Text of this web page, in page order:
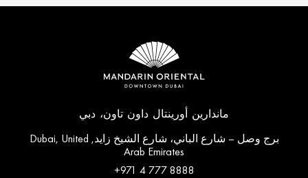
ماندارين أورينتال داون تاون، دبي
برج وصل – شارع الباني، شارع الشيخ زايد, Dubai, United
Arab Emirates
+971 4 777 8888